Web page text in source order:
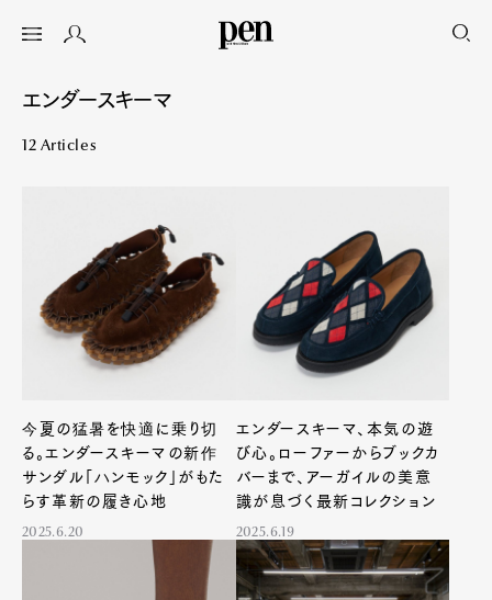
エンダースキーマ
12 Articles
今夏の猛暑を快適に乗り切
る。エンダースキーマの新作
サンダル「ハンモック」がもた
らす革新の履き心地
2025.6.20
エンダースキーマ、本気の遊
び心。ローファーからブックカ
バーまで、アーガイルの美意
識が息づく最新コレクション
2025.6.19